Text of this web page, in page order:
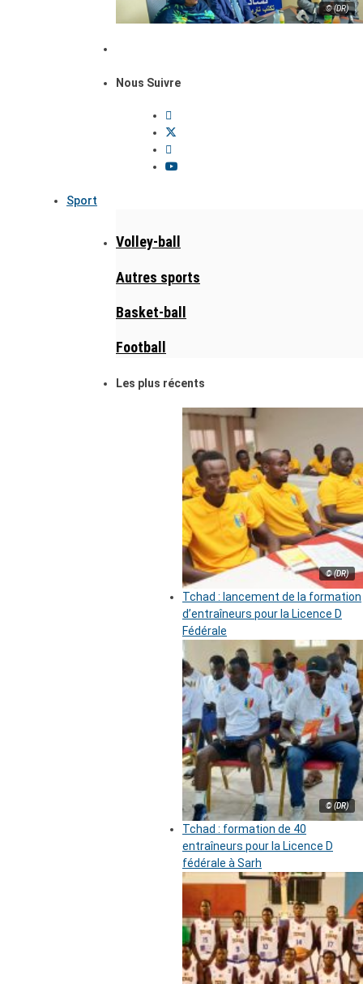
© (DR)
Nous Suivre
Sport
Volley-ball
Autres sports
Basket-ball
Football
Les plus récents
© (DR)
Tchad : lancement de la formation
d’entraîneurs pour la Licence D
Fédérale
© (DR)
Tchad : formation de 40
entraîneurs pour la Licence D
fédérale à Sarh